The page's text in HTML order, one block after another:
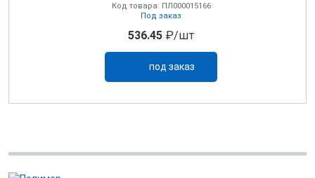
Код товара: ПЛ000015166
Под заказ
536.45₽/шт
под заказ